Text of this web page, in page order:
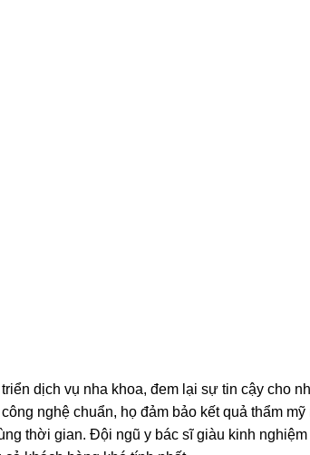
dịch vụ nha khoa, đem lại sự tin cậy cho
nghệ chuẩn, họ đảm bảo kết quả thẩm
thời gian. Đội ngũ y bác sĩ giàu kinh nghiệm